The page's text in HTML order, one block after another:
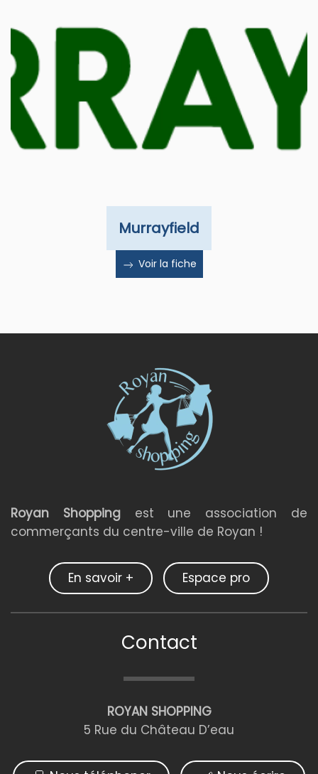
Murrayfield
Voir la fiche
Royan Shopping est une association de
commerçants du centre-ville de Royan !
En savoir + Espace pro
Contact
ROYAN SHOPPING
5 Rue du Château D’eau